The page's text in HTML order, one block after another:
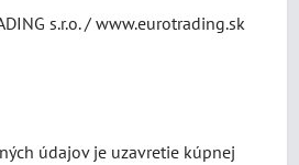
s.r.o. / www.eurotrading.sk
údajov je uzavretie kúpnej